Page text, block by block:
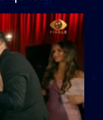
për